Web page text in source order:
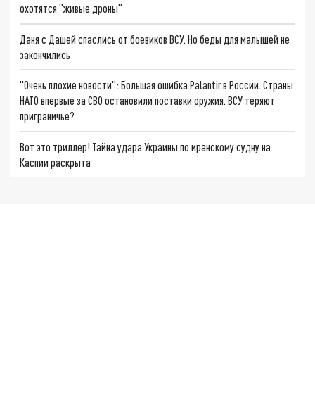
охотятся "живые дроны"
Даня с Дашей спаслись от боевиков ВСУ. Но беды для малышей не
закончились
"Очень плохие новости": Большая ошибка Palantir в России. Страны
НАТО впервые за СВО остановили поставки оружия. ВСУ теряют
приграничье?
Вот это триллер! Тайна удара Украины по иранскому судну на
Каспии раскрыта